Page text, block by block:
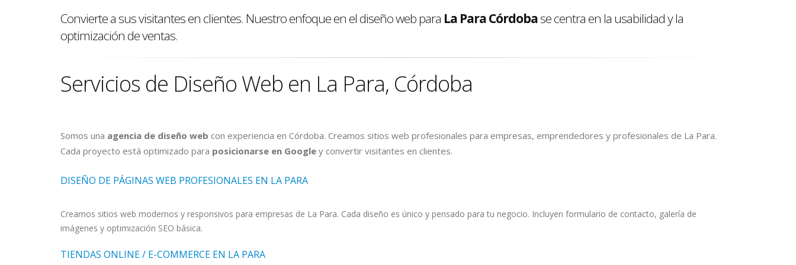
Convierte a sus visitantes en clientes. Nuestro enfoque en el diseño web para La Para Córdobase centra en la usabilidad y la
optimización de ventas.
Servicios de Diseño Web en La Para, Córdoba
Somos una agencia de diseño web con experiencia en Córdoba. Creamos sitios web profesionales para empresas, emprendedores y profesionales de La Para.
Cada proyecto está optimizado para posicionarse en Google y convertir visitantes en clientes.
DISEÑO DE PÁGINAS WEB PROFESIONALES EN LA PARA
Creamos sitios web modernos y responsivos para empresas de La Para. Cada diseño es único y pensado para tu negocio. Incluyen formulario de contacto, galería de
imágenes y optimización SEO básica.
TIENDAS ONLINE / E-COMMERCE EN LA PARA